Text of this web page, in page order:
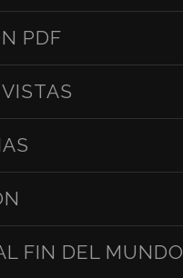
PDF
FIN DEL MUNDO